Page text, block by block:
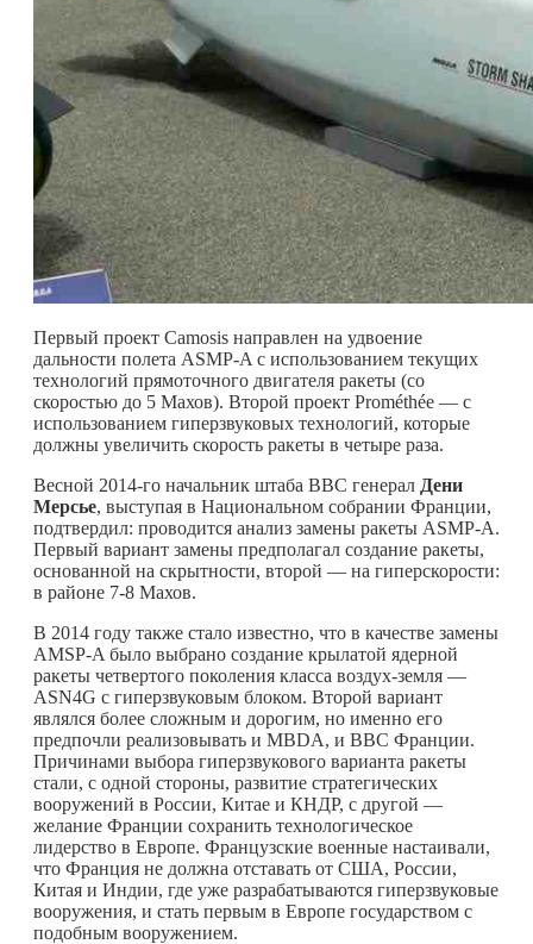
Первый проект Camosis направлен на удвоение
дальности полета ASMP-A с использованием текущих
технологий прямоточного двигателя ракеты (со
скоростью до 5 Махов). Второй проект Prométhée — с
использованием гиперзвуковых технологий, которые
должны увеличить скорость ракеты в четыре раза.
Весной 2014-го начальник штаба ВВС генерал Дени
Мерсье, выступая в Национальном собрании Франции,
подтвердил: проводится анализ замены ракеты ASMP-A.
Первый вариант замены предполагал создание ракеты,
основанной на скрытности, второй — на гиперскорости:
в районе 7-8 Махов.
В 2014 году также стало известно, что в качестве замены
AMSP-A было выбрано создание крылатой ядерной
ракеты четвертого поколения класса воздух-земля —
ASN4G с гиперзвуковым блоком. Второй вариант
являлся более сложным и дорогим, но именно его
предпочли реализовывать и MBDA, и ВВС Франции.
Причинами выбора гиперзвукового варианта ракеты
стали, с одной стороны, развитие стратегических
вооружений в России, Китае и КНДР, с другой —
желание Франции сохранить технологическое
лидерство в Европе. Французские военные настаивали,
что Франция не должна отставать от США, России,
Китая и Индии, где уже разрабатываются гиперзвуковые
вооружения, и стать первым в Европе государством с
подобным вооружением.